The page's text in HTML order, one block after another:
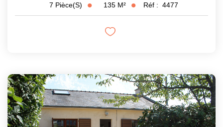
7 Pièce(s) 135 M² Réf : 4477